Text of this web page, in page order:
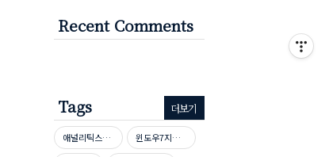
Recent Comments
Tags 더보기
애널리틱스자격증 윈도우7지원종료